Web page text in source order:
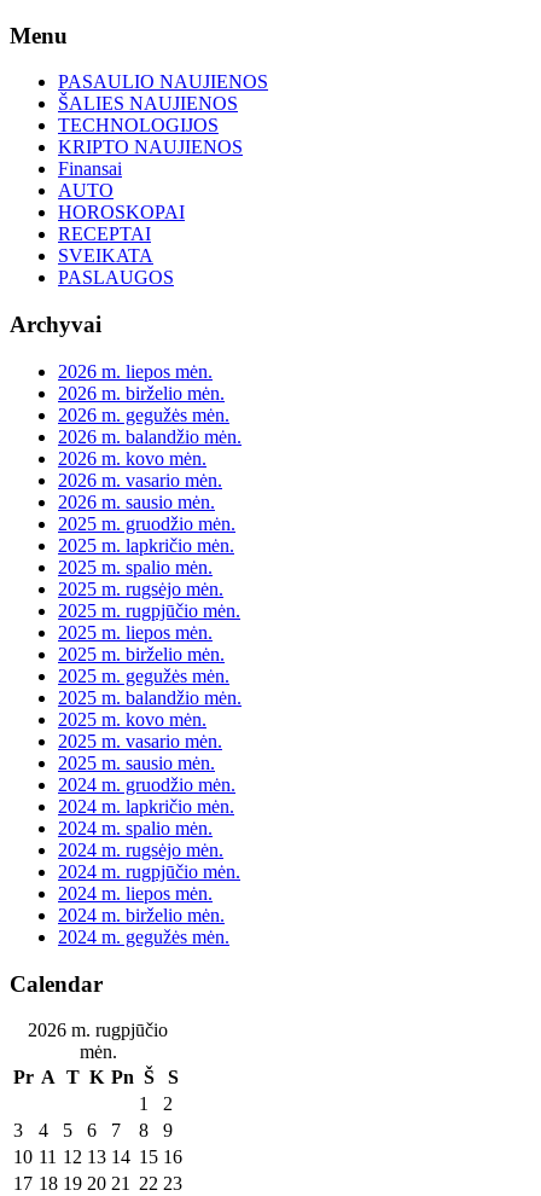
Skip
content
Menu
PASAULIO NAUJIENOS
ŠALIES NAUJIENOS
TECHNOLOGIJOS
KRIPTO NAUJIENOS
Finansai
AUTO
HOROSKOPAI
RECEPTAI
SVEIKATA
PASLAUGOS
Archyvai
2026 m. liepos mėn.
2026 m. birželio mėn.
2026 m. gegužės mėn.
2026 m. balandžio mėn.
2026 m. kovo mėn.
2026 m. vasario mėn.
2026 m. sausio mėn.
2025 m. gruodžio mėn.
2025 m. lapkričio mėn.
2025 m. spalio mėn.
2025 m. rugsėjo mėn.
2025 m. rugpjūčio mėn.
2025 m. liepos mėn.
2025 m. birželio mėn.
2025 m. gegužės mėn.
2025 m. balandžio mėn.
2025 m. kovo mėn.
2025 m. vasario mėn.
2025 m. sausio mėn.
2024 m. gruodžio mėn.
2024 m. lapkričio mėn.
2024 m. spalio mėn.
2024 m. rugsėjo mėn.
2024 m. rugpjūčio mėn.
2024 m. liepos mėn.
2024 m. birželio mėn.
2024 m. gegužės mėn.
Calendar
2026 m. rugpjūčio
mėn.
Pr A T K Pn Š
S
1
2
3
4 5 6 7 8
9
10 11 12 13 14 15 16
17 18 19 20 21 22 23